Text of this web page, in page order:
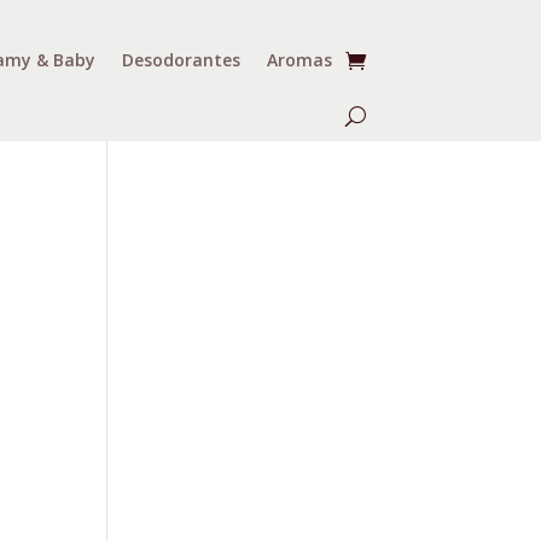
& Baby Desodorantes Aromas